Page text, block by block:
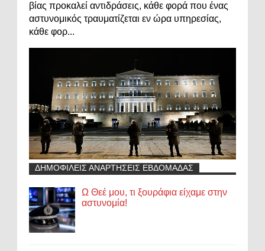
βίας προκαλεί αντιδράσεις, κάθε φορά που ένας
αστυνομικός τραυματίζεται εν ώρα υπηρεσίας,
κάθε φορ...
ΔΗΜΟΦΙΛΕΙΣ ΑΝΑΡΤΗΣΕΙΣ ΕΒΔΟΜΑΔΑΣ
Ω Θεέ μου, τι ξουράφια είχαμε στην
αστυνομία!